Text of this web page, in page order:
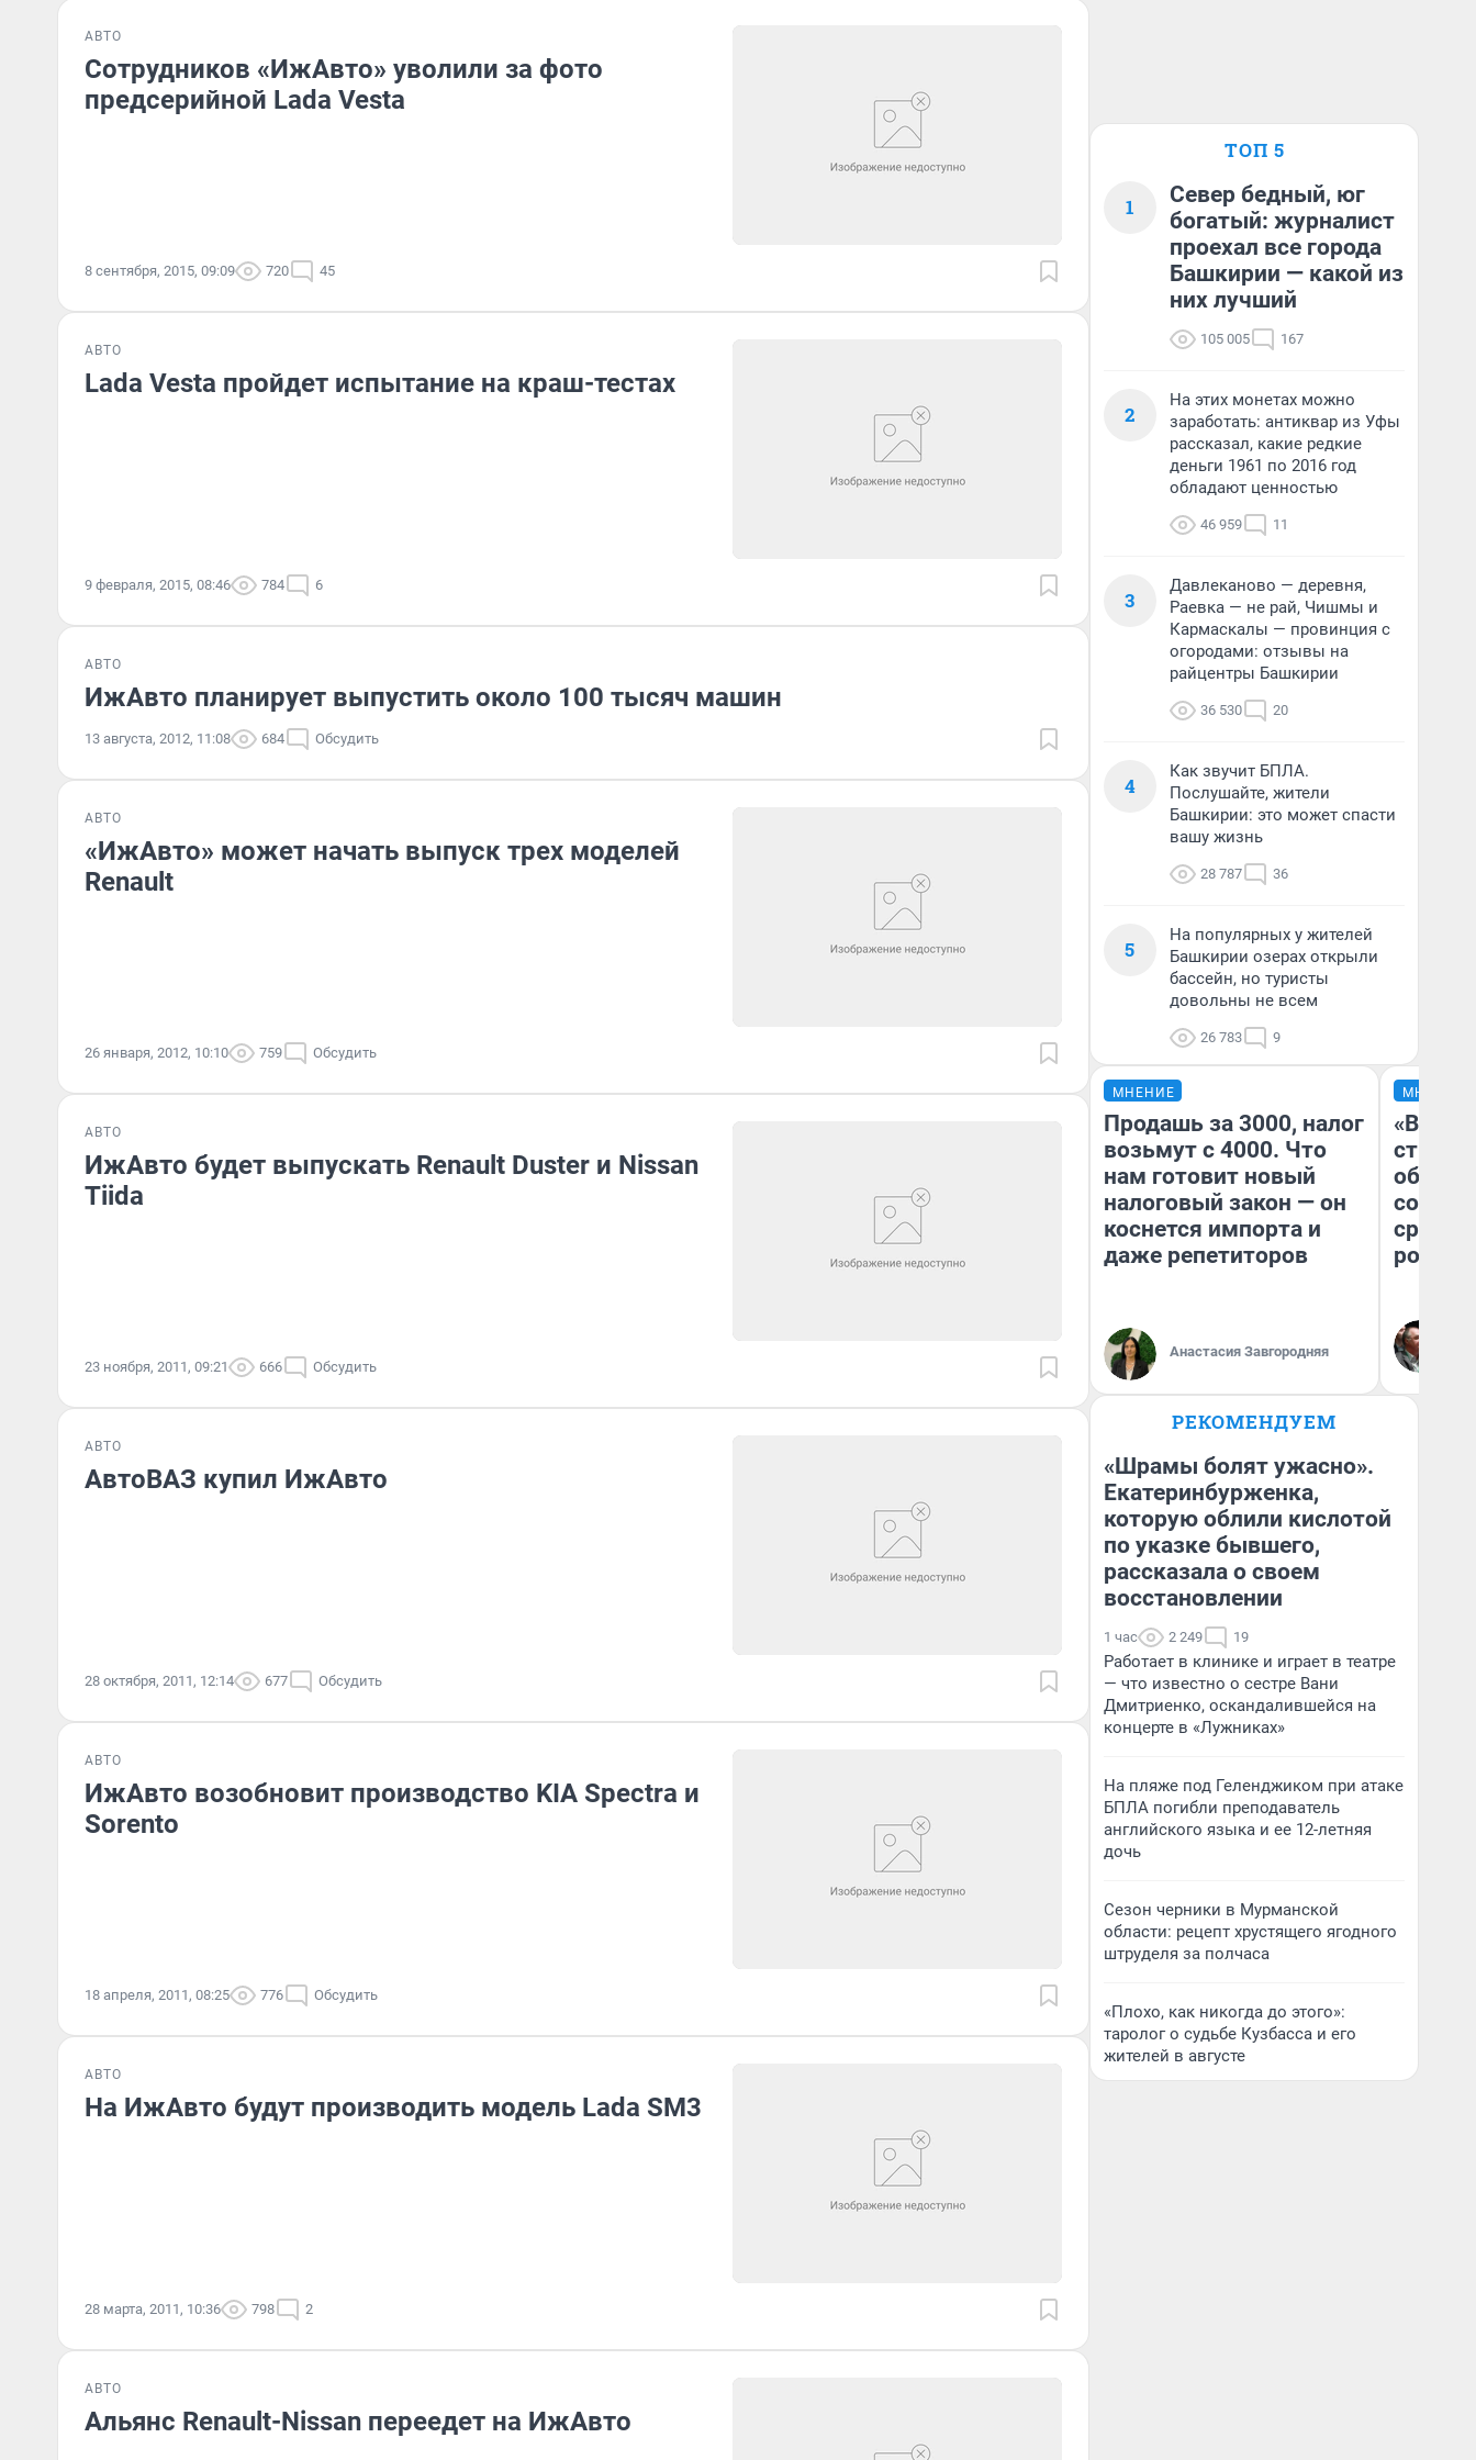
АВТО
Сотрудников «ИжАвто» уволили за фото
предсерийной Lada Vesta
8 сентября, 2015, 09:09 720 45
АВТО
Lada Vesta пройдет испытание на краш-тестах
9 февраля, 2015, 08:46 784 6
АВТО
ИжАвто планирует выпустить около 100 тысяч машин
13 августа, 2012, 11:08 684 Обсудить
АВТО
«ИжАвто» может начать выпуск трех моделей
Renault
26 января, 2012, 10:10 759 Обсудить
АВТО
ИжАвто будет выпускать Renault Duster и Nissan
Tiida
23 ноября, 2011, 09:21 666 Обсудить
АВТО
АвтоВАЗ купил ИжАвто
28 октября, 2011, 12:14 677 Обсудить
АВТО
ИжАвто возобновит производство KIA Spectra и
Sorento
18 апреля, 2011, 08:25 776 Обсудить
АВТО
На ИжАвто будут производить модель Lada SM3
28 марта, 2011, 10:36 798 2
АВТО
Альянс Renault-Nissan переедет на ИжАвто
ТОП 5
1
Север бедный, юг
богатый: журналист
проехал все города
Башкирии — какой из
них лучший
105 005 167
2
На этих монетах можно
заработать: антиквар из Уфы
рассказал, какие редкие
деньги 1961 по 2016 год
обладают ценностью
46 959 11
3
Давлеканово — деревня,
Раевка — не рай, Чишмы и
Кармаскалы — провинция с
огородами: отзывы на
райцентры Башкирии
36 530 20
4
Как звучит БПЛА.
Послушайте, жители
Башкирии: это может спасти
вашу жизнь
28 787 36
5
На популярных у жителей
Башкирии озерах открыли
бассейн, но туристы
довольны не всем
26 783 9
МНЕНИЕ
Продашь за 3000, налог
возьмут с 4000. Что
нам готовит новый
налоговый закон — он
коснется импорта и
даже репетиторов
Анастасия Завгородняя
МНЕНИЕ
«В
РЕКОМЕНДУЕМ
«Шрамы болят ужасно».
Екатеринбурженка,
которую облили кислотой
по указке бывшего,
рассказала о своем
восстановлении
1 час 2 249 19
Работает в клинике и играет в театре
— что известно о сестре Вани
Дмитриенко, оскандалившейся на
концерте в «Лужниках»
На пляже под Геленджиком при атаке
БПЛА погибли преподаватель
английского языка и ее 12-летняя
дочь
Сезон черники в Мурманской
области: рецепт хрустящего ягодного
штруделя за полчаса
«Плохо, как никогда до этого»:
таролог о судьбе Кузбасса и его
жителей в августе